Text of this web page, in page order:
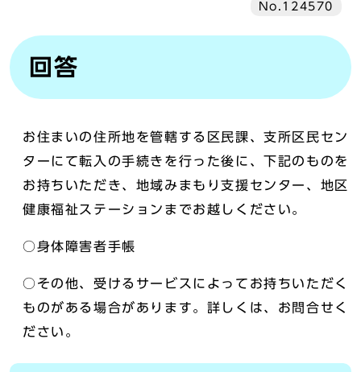
No.124570
回答
お住まいの住所地を管轄する区民課、支所区民セン
ターにて転入の手続きを行った後に、下記のものを
お持ちいただき、地域みまもり支援センター、地区
健康福祉ステーションまでお越しください。
○身体障害者手帳
○その他、受けるサービスによってお持ちいただく
ものがある場合があります。詳しくは、お問合せく
ださい。